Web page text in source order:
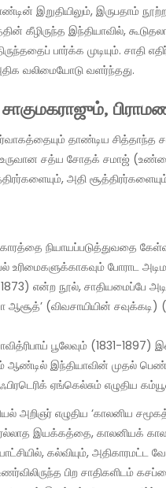
இறுதியிலும், இருபதாம்
கீழிருந்த இந்தியாவில்,
பார்க்க முடியும். சாதி
வலிமையோடு வளர்ந்தது.
சாகுமகராஜும்,
சத்ய சோதக் சமாஜ்
அதி
நியாயப்படுத்துவதை
உரிமைகளுக்காகவும் போராட
1873) என்ற நூல், சாதியமைப்பே
ஆசூத்’ (விவசாயியின் சவுக்கடி)
பூலேவும் (1831-
இந்தியாவின் முதல்
ஏங்கெல்சும் எழுதிய
இயக்கத்தை, காலனியக்
கல்வியும்,
பிற சாதிகளிடம்